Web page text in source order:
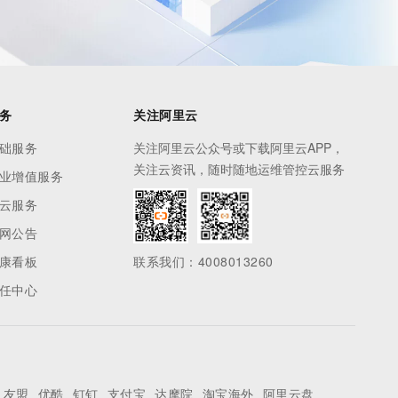
服务
增值服务
服务
公告
看板
中心
关注阿里云
关注阿里云公众号或下载阿里云APP，
关注云资讯，随时随地运维管控云服务
联系我们：4008013260
友盟 优酷 钉钉 支付宝 达摩院 淘宝海外 阿里云盘